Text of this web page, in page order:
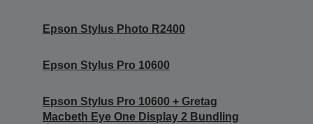
Epson Stylus Photo R2400
Epson Stylus Pro 10600
Epson Stylus Pro 10600 + Gretag
Macbeth Eye One Display 2 Bundling